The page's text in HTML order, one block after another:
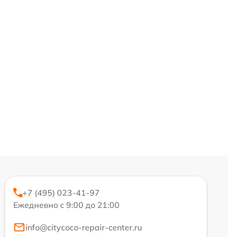
+7 (495) 023-41-97
Ежедневно с 9:00 до 21:00
info@citycoco-repair-center.ru